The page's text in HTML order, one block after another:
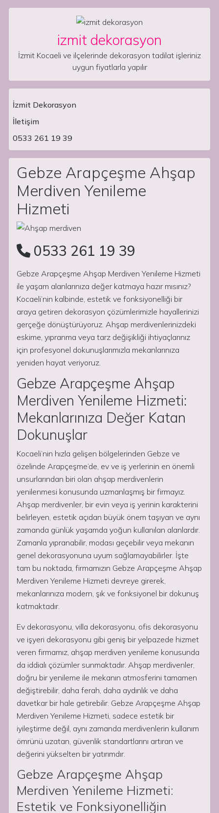
izmit dekorasyon
İzmit Kocaeli ve ilçelerinde dekorasyon tadilat işleriniz
uygun fiyatlarla yapılır
Main Navigation
İzmit Dekorasyon
İletişim
0533 261 19 39
Gebze Arapçeşme Ahşap
Merdiven Yenileme
Hizmeti
0533 261 19 39
Gebze Arapçeşme Ahşap Merdiven Yenileme Hizmeti
ile yaşam alanlarınıza değer katmaya hazır mısınız?
Kocaeli’nin kalbinde, estetik ve fonksiyonelliği bir
araya getiren dekorasyon çözümlerimizle hayallerinizi
gerçeğe dönüştürüyoruz. Ahşap merdivenlerinizdeki
eskime, yıpranma veya tarz değişikliği ihtiyaçlarınız
için profesyonel dokunuşlarımızla mekanlarınıza
yeniden hayat veriyoruz.
Gebze Arapçeşme Ahşap
Merdiven Yenileme Hizmeti:
Mekanlarınıza Değer Katan
Dokunuşlar
Kocaeli’nin hızla gelişen bölgelerinden Gebze ve
özelinde Arapçeşme’de, ev ve iş yerlerinin en önemli
unsurlarından biri olan ahşap merdivenlerin
yenilenmesi konusunda uzmanlaşmış bir firmayız.
Ahşap merdivenler, bir evin veya iş yerinin karakterini
belirleyen, estetik açıdan büyük önem taşıyan ve aynı
zamanda günlük yaşamda yoğun kullanılan alanlardır.
Zamanla yıpranabilir, modası geçebilir veya mekanın
genel dekorasyonuna uyum sağlamayabilirler. İşte
tam bu noktada, firmamızın Gebze Arapçeşme Ahşap
Merdiven Yenileme Hizmeti devreye girerek,
mekanlarınıza modern, şık ve fonksiyonel bir dokunuş
katmaktadır.
Ev dekorasyonu, villa dekorasyonu, ofis dekorasyonu
ve işyeri dekorasyonu gibi geniş bir yelpazede hizmet
veren firmamız, ahşap merdiven yenileme konusunda
da iddialı çözümler sunmaktadır. Ahşap merdivenler,
doğru bir yenileme ile mekanın atmosferini tamamen
değiştirebilir, daha ferah, daha aydınlık ve daha
davetkar bir hale getirebilir. Gebze Arapçeşme Ahşap
Merdiven Yenileme Hizmeti, sadece estetik bir
iyileştirme değil, aynı zamanda merdivenlerin kullanım
ömrünü uzatan, güvenlik standartlarını artıran ve
değerini yükselten bir yatırımdır.
Gebze Arapçeşme Ahşap
Merdiven Yenileme Hizmeti:
Estetik ve Fonksiyonelliğin